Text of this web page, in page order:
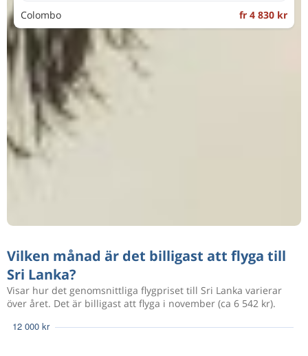
Colombo fr 4 830 kr
Vilken månad är det billigast att flyga till
Sri Lanka?
Visar hur det genomsnittliga flygpriset till Sri Lanka varierar
över året. Det är billigast att flyga i november (ca 6 542 kr).